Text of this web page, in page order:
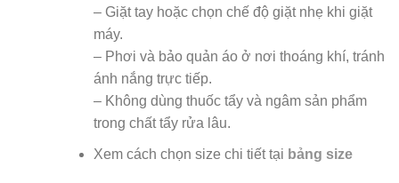
– Giặt tay hoặc chọn chế độ giặt nhẹ khi giặt
máy.
– Phơi và bảo quản áo ở nơi thoáng khí, tránh
ánh nắng trực tiếp.
– Không dùng thuốc tẩy và ngâm sản phẩm
trong chất tẩy rửa lâu.
Xem cách chọn size chi tiết tại bảng size